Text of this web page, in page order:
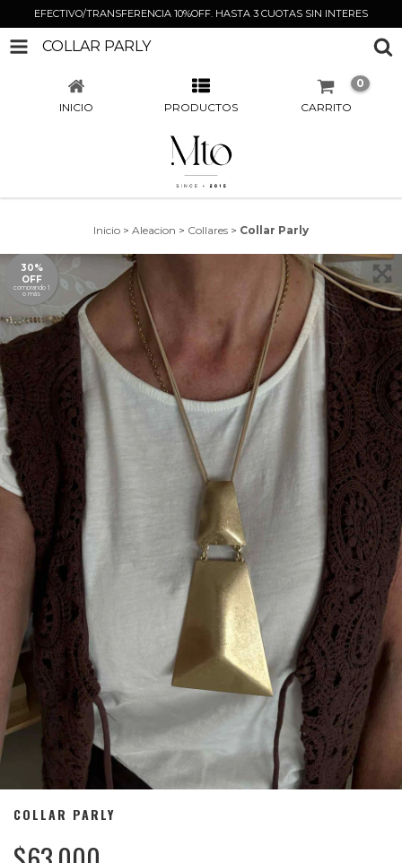
EFECTIVO/TRANSFERENCIA 10%OFF. HASTA 3 CUOTAS SIN INTERES
COLLAR PARLY
INICIO PRODUCTOS CARRITO
0
Inicio > Aleacion > Collares > Collar Parly
30%
OFF
comprando 1
o más
COLLAR PARLY